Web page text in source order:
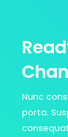
Nunc
porta.